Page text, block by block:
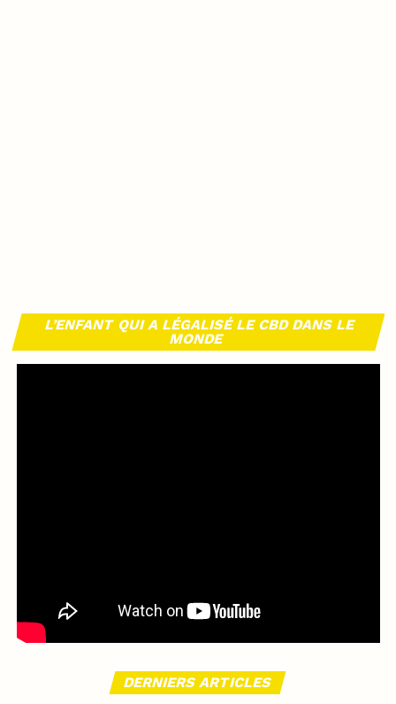
L’ENFANT QUI A LÉGALISÉ LE CBD DANS LE
MONDE
DERNIERS ARTICLES